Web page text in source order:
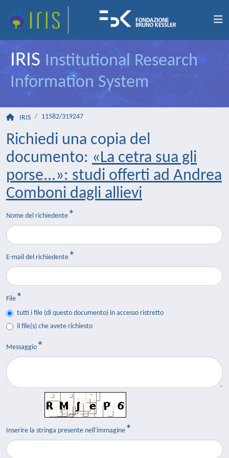
IRIS Institutional Research
Information System
IRIS 11582/319247
Richiedi una copia del
documento: «La cetra sua gli
porse...»: studi offerti ad Andrea
Comboni dagli allievi
Nome del richiedente
E-mail del richiedente
File
tutti i file (di questo documento) in accesso ristretto
il file(s) che avete richiesto
Messaggio
Inserire la stringa presente nell'immagine